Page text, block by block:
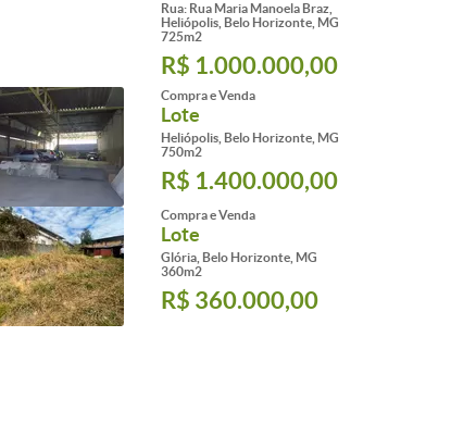
Rua: Rua Maria Manoela Braz,
Heliópolis, Belo Horizonte, MG
725m2
R$ 1.000.000,00
Compra e Venda
Lote
Heliópolis, Belo Horizonte, MG
750m2
R$ 1.400.000,00
Compra e Venda
Lote
Glória, Belo Horizonte, MG
360m2
R$ 360.000,00